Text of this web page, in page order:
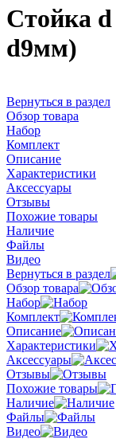
Стойка d
d9мм)
Вернуться в раздел
Обзор товара
Набор
Комплект
Описание
Характеристики
Аксессуары
Отзывы
Похожие товары
Наличие
Файлы
Видео
Вернуться в раздел
Обзор товара
Набор
Комплект
Описание
Характеристики
Аксессуары
Отзывы
Похожие товары
Наличие
Файлы
Видео